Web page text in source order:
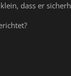
dass er